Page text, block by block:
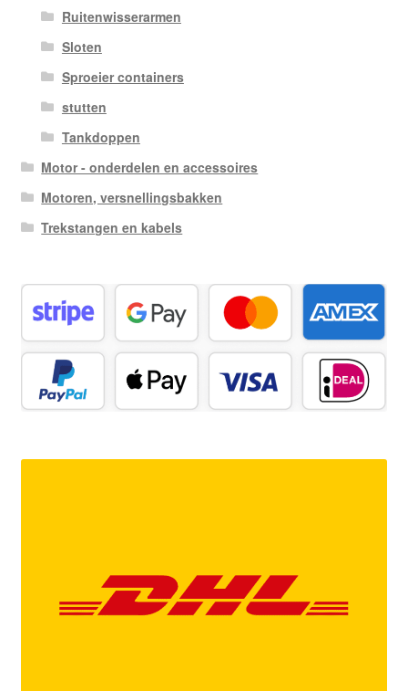
Ruitenwisserarmen
Sloten
Sproeier containers
stutten
Tankdoppen
Motor - onderdelen en accessoires
Motoren, versnellingsbakken
Trekstangen en kabels